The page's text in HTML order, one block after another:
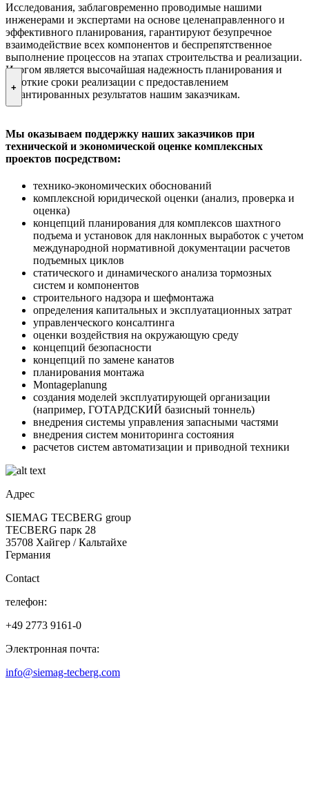
Исследования, заблаговременно проводимые нашими
инженерами и экспертами на основе целенаправленного и
эффективного планирования, гарантируют безупречное
взаимодействие всех компонентов и беспрепятственное
выполнение процессов на этапах строительства и реализации.
Итогом является высочайшая надежность планирования и
короткие сроки реализации c предоставлением
гарантированных результатов нашим заказчикам.
Мы оказываем поддержку наших заказчиков при
технической и экономической оценке комплексных
проектов посредством:
технико-экономических обоснований
комплексной юридической оценки (анализ, проверка и
оценка)
концепций планирования для комплексов шахтного
подъема и установок для наклонных выработок с учетом
международной нормативной документации расчетов
подъемных циклов
статического и динамического анализа тормозных
систем и компонентов
строительного надзора и шефмонтажа
определения капитальных и эксплуатационных затрат
управленческого консалтинга
оценки воздействия на окружающую среду
концепций безопасности
концепций по замене канатов
планирования монтажа
Montageplanung
создания моделей эксплуатирующей организации
(например, ГОТАРДСКИЙ базисный тоннель)
внедрения системы управления запасными частями
внедрения систем мониторинга состояния
расчетов систем автоматизации и приводной техники
Адрес
SIEMAG TECBERG group
TECBERG парк 28
35708 Хайгер / Кальтайхе
Германия
Contact
телефон:
+49 2773 9161-0
Электронная почта:
info@siemag-tecberg.com
+